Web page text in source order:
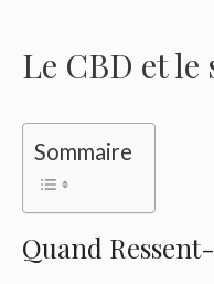
Le CBD et
Sommaire
Quand